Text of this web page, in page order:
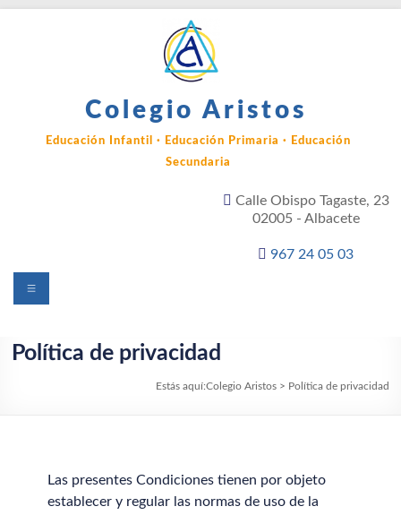
Colegio Aristos
Educación Infantil · Educación Primaria · Educación
Secundaria
Calle Obispo Tagaste, 23
02005 - Albacete
967 24 05 03
Menú
Política de privacidad
Estás aquí:Colegio Aristos> Política de privacidad
Las presentes Condiciones tienen por objeto
establecer y regular las normas de uso de la